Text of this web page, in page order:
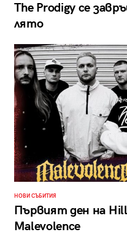
The Prodigy се
лято
НОВИ СЪБИТИЯ
Първият ден на
Malevolence